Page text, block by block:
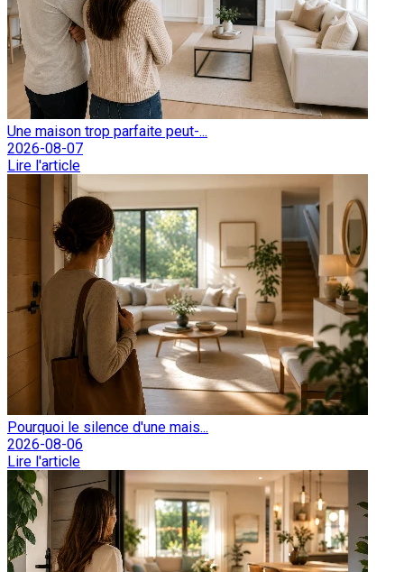
Une maison trop parfaite peut-...
2026-08-07
Lire l'article
Pourquoi le silence d'une mais...
2026-08-06
Lire l'article